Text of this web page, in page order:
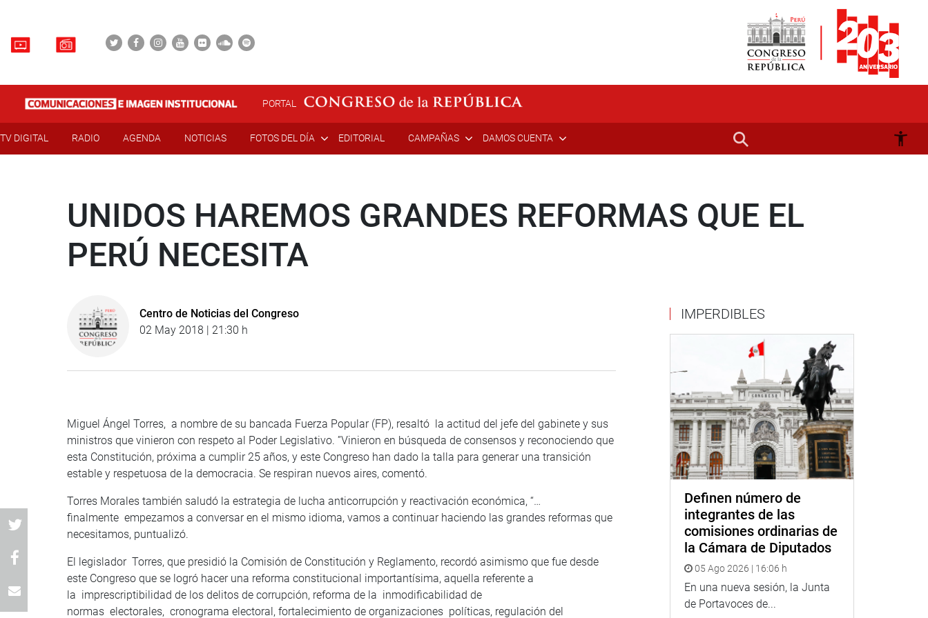
PORTAL
TV DIGITAL RADIO AGENDA NOTICIAS FOTOS DEL DÍA EDITORIAL CAMPAÑAS DAMOS CUENTA
UNIDOS HAREMOS GRANDES REFORMAS QUE EL
PERÚ NECESITA
Centro de Noticias del Congreso
02 May 2018 | 21:30 h
Miguel Ángel Torres, a nombre de su bancada Fuerza Popular (FP), resaltó la actitud del jefe del gabinete y sus
ministros que vinieron con respeto al Poder Legislativo. ”Vinieron en búsqueda de consensos y reconociendo que
esta Constitución, próxima a cumplir 25 años, y este Congreso han dado la talla para generar una transición
estable y respetuosa de la democracia. Se respiran nuevos aires, comentó.
Torres Morales también saludó la estrategia de lucha anticorrupción y reactivación económica, “…
finalmente empezamos a conversar en el mismo idioma, vamos a continuar haciendo las grandes reformas que
necesitamos, puntualizó.
El legislador Torres, que presidió la Comisión de Constitución y Reglamento, recordó asimismo que fue desde
este Congreso que se logró hacer una reforma constitucional importantísima, aquella referente a
la imprescriptibilidad de los delitos de corrupción, reforma de la inmodificabilidad de
normas electorales, cronograma electoral, fortalecimiento de organizaciones políticas, regulación del
IMPERDIBLES
Definen número de
integrantes de las
comisiones ordinarias de
la Cámara de Diputados
05 Ago 2026 | 16:06 h
En una nueva sesión, la Junta
de Portavoces de...